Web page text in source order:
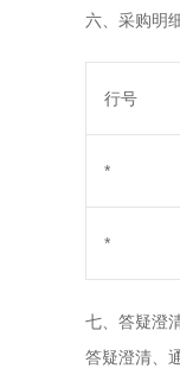
六、采购明
行号
*
*
七、答疑澄
答疑澄清、